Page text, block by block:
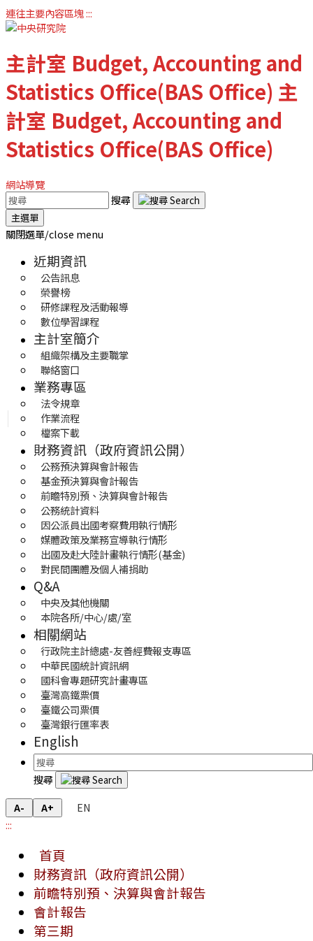
連往主要內容區塊:::
主計室 Budget, Accounting and
Statistics Office(BAS Office) 主
計室 Budget, Accounting and
Statistics Office(BAS Office)
網站導覽
搜尋
主選單
關閉選單/close menu
近期資訊
公告訊息
榮譽榜
研修課程及活動報導
數位學習課程
主計室簡介
組織架構及主要職掌
聯絡窗口
業務專區
法令規章
作業流程
檔案下載
財務資訊（政府資訊公開）
公務預決算與會計報告
基金預決算與會計報告
前瞻特別預、決算與會計報告
公務統計資料
因公派員出國考察費用執行情形
媒體政策及業務宣導執行情形
出國及赴大陸計畫執行情形(基金)
對民間團體及個人補捐助
Q&A
中央及其他機關
本院各所/中心/處/室
相關網站
行政院主計總處-友善經費報支專區
中華民國統計資訊網
國科會專題研究計畫專區
臺灣高鐵票價
臺鐵公司票價
臺灣銀行匯率表
English
搜尋
A- A+
EN
:::
首頁
財務資訊（政府資訊公開）
前瞻特別預、決算與會計報告
會計報告
第三期